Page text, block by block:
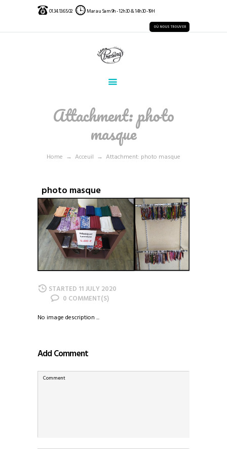
01.34.13.65.02 Mar au Sam 9h - 12h30 & 14h30 -19H
OÙ NOUS TROUVER
Attachment: photo
masque
Home Acceuil Attachment: photo masque
photo masque
STARTED 11 JULY 2020
0
No image description ...
Add Comment